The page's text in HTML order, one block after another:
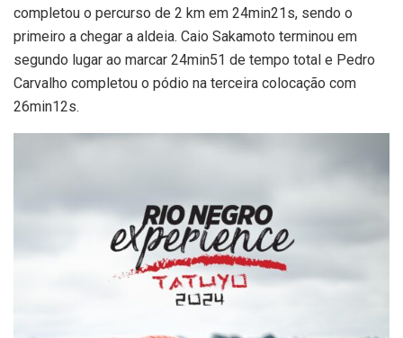
completou o percurso de 2 km em 24min21s, sendo o
primeiro a chegar a aldeia. Caio Sakamoto terminou em
segundo lugar ao marcar 24min51 de tempo total e Pedro
Carvalho completou o pódio na terceira colocação com
26min12s.